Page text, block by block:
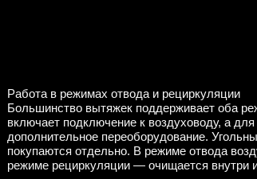
Работа в режимах отвода и рециркуляции
Большинство вытяжек поддерживает оба
включает подключение к воздуховоду, а
дополнительное переоборудование.
покупаются отдельно. В режиме отвода
режиме рециркуляции — очищается внутри